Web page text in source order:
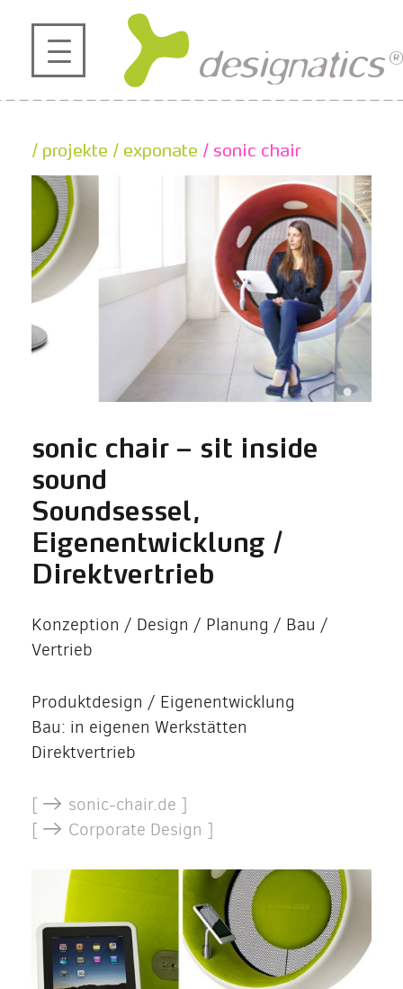
profil
projekte
kontakt
referenzen
de
/ projekte / exponate / sonic chair
sonic chair – sit inside
sound
Soundsessel,
Eigenentwicklung /
Direktvertrieb
Konzeption / Design / Planung / Bau /
Vertrieb
Produktdesign / Eigenentwicklung
Bau: in eigenen Werkstätten
Direktvertrieb
[
sonic-chair.de ]
[
Corporate Design ]